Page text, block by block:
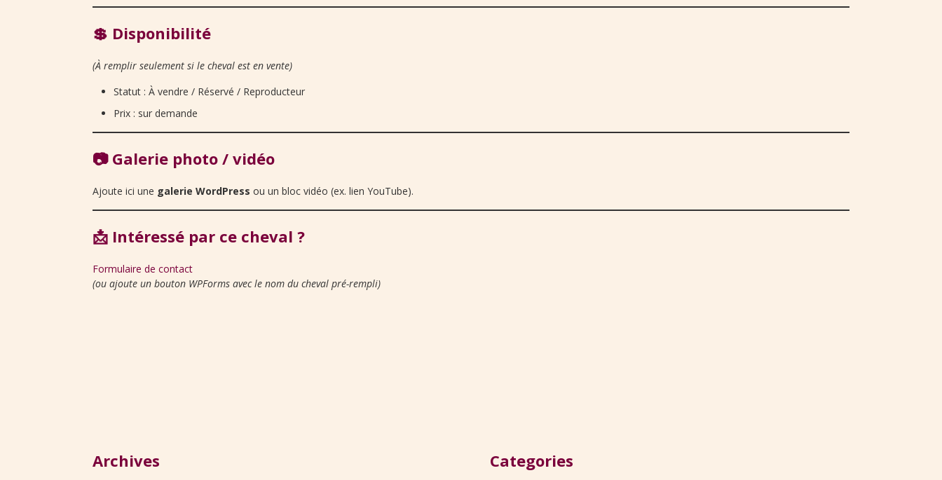
💲 Disponibilité
(À remplir seulement si le cheval est en vente)
Statut : À vendre / Réservé / Reproducteur
Prix : sur demande
📷 Galerie photo / vidéo
Ajoute ici une galerie WordPress ou un bloc vidéo (ex. lien YouTube).
📩 Intéressé par ce cheval ?
Formulaire de contact
(ou ajoute un bouton WPForms avec le nom du cheval pré-rempli)
Archives Categories